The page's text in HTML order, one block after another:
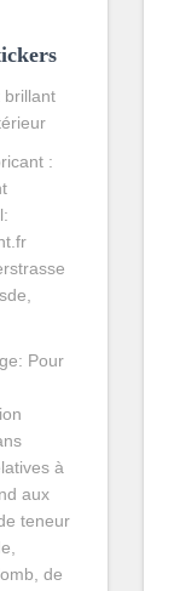
brillant
:
Pour
à
aux
teneur
de